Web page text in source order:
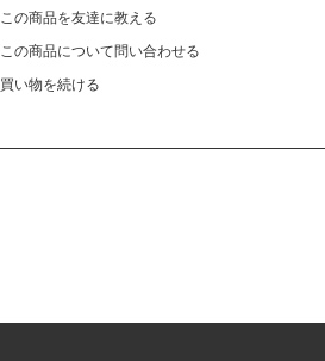
この商品を友達に教える
この商品について問い合わせる
買い物を続ける